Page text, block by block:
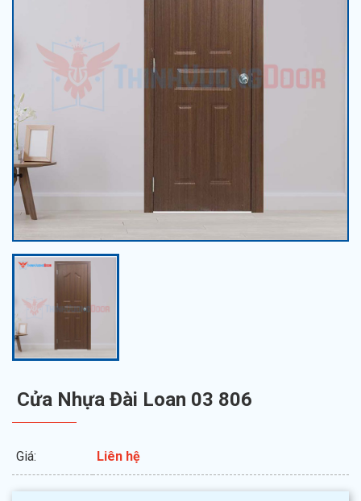
Cửa Nhựa Đài Loan 03 806
Giá: Liên hệ